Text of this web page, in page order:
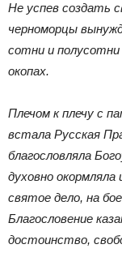
Не успев создать
черноморцы
сотни и
окопах.
Плечом к плечу с
встала Русская
благословляла
духовно
святое дело, на
Благословение
достоинство,